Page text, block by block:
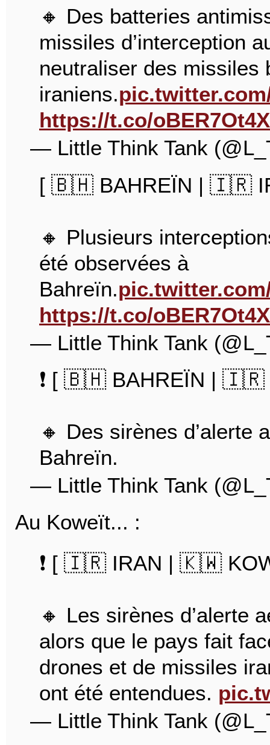
🔸 Des batteries
missiles d’interception
neutraliser des missiles
iraniens.
https://t.co/
— Little Think Tank
[ 🇧🇭 BAHREÏN | 🇮🇷
🔸 Plusieurs
été observées à
Bahreïn.
https://t.co/
— Little Think Tank
❗️ [ 🇧🇭 BAHREÏN | 🇮🇷
🔸 Des sirènes d’alerte
Bahreïn.
— Little Think Tank
Au Koweït... :
❗️ [ 🇮🇷 IRAN | 🇰🇼
🔸 Les sirènes d’alerte
alors que le pays fait
drones et de missiles
ont été entendues.
— Little Think Tank